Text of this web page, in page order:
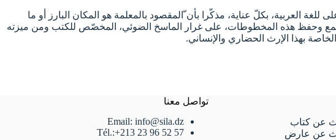
العربية، بكلّ عناية، مذكّرا بأن ّالمقصود بالمعلمة هو المكان البارز أو ما
وحفظ هذه المخطوطات، على غرار الماسخ الضوئي، المخصّص للكتب ومن ميزته
عن كتاب
عن عارض
تواصل معنا
Email: info@sila.dz
Tél.:+213 23 96 52 57